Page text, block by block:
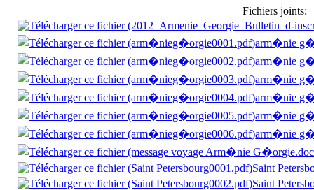
Fichiers joints:
arm�nie
arm�nie
arm�nie
arm�nie
arm�nie
arm�nie
Saint
Saint